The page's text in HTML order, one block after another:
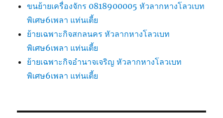
ขนย้ายเครื่องจักร 0818900005 หัวลากหางโลวเบท
พิเศษ6เพลา แท่นเตี้ย
ย้ายเฉพาะกิจสกลนคร หัวลากหางโลวเบท
พิเศษ6เพลา แท่นเตี้ย
ย้ายเฉพาะกิจอำนาจเจริญ หัวลากหางโลวเบท
พิเศษ6เพลา แท่นเตี้ย